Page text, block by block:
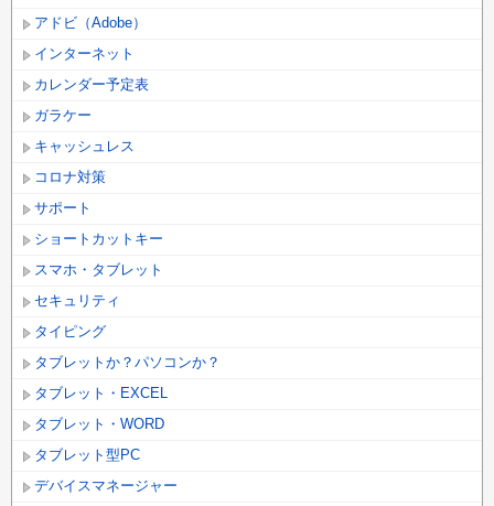
アドビ（Adobe）
インターネット
カレンダー予定表
ガラケー
キャッシュレス
コロナ対策
サポート
ショートカットキー
スマホ・タブレット
セキュリティ
タイピング
タブレットか？パソコンか？
タブレット・EXCEL
タブレット・WORD
タブレット型PC
デバイスマネージャー